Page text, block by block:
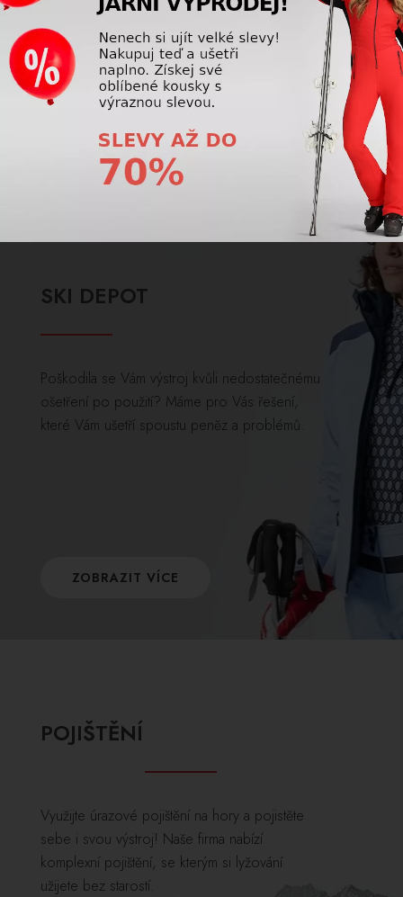
Comp Jacket 65019
3 750,00 Kč 5 000,00Kč
SKI DEPOT
Poškodila se Vám výstroj kvůli nedostatečnému
ošetření po použití? Máme pro Vás řešení,
které Vám ušetří spoustu peněz a problémů.
ZOBRAZIT VÍCE
POJIŠTĚNÍ
Využijte úrazové pojištění na hory a pojistěte
sebe i svou výstroj! Naše firma nabízí
komplexní pojištění, se kterým si lyžování
užijete bez starostí.